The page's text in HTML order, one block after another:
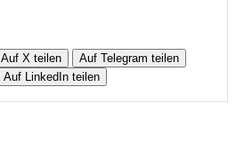
Auf X teilen
Auf Telegram teilen
Auf LinkedIn teilen